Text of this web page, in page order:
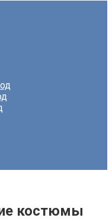
костюмы